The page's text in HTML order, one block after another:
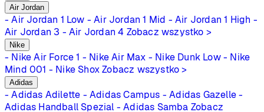
Air Jordan
- Air Jordan 1 Low - Air Jordan 1 Mid - Air Jordan 1 High -
Air Jordan 3 - Air Jordan 4 Zobacz wszystko >
Nike
- Nike Air Force 1 - Nike Air Max - Nike Dunk Low - Nike
Mind 001 - Nike Shox Zobacz wszystko >
Adidas
- Adidas Adilette - Adidas Campus - Adidas Gazelle -
Adidas Handball Spezial - Adidas Samba Zobacz